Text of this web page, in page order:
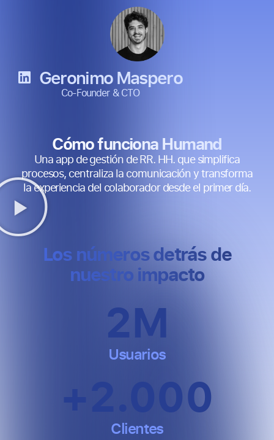
Geronimo Maspero
Co-Founder & CTO
Cómo funciona Humand
Una app de gestión de RR. HH. que simplifica
procesos, centraliza la comunicación y transforma
la experiencia del colaborador desde el primer día.
Los números detrás de
nuestro impacto
2M
Usuarios
2.000
Clientes